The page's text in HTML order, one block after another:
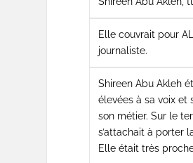
Elle couvrait pour
journaliste.
Shireen Abu Akleh
élevées à sa voix et
son métier. Sur le
s’attachait à porter
Elle était très